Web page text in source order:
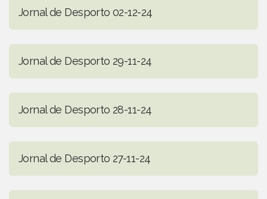
Jornal de Desporto 02-12-24
Jornal de Desporto 29-11-24
Jornal de Desporto 28-11-24
Jornal de Desporto 27-11-24